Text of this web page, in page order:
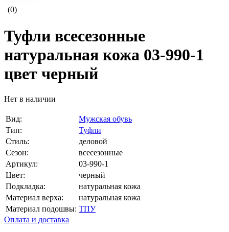
(0)
Туфли всесезонные
натуральная кожа 03-990-1
цвет черный
Нет в наличии
Вид:
Мужская обувь
Тип:
Туфли
Стиль:
деловой
Сезон:
всесезонные
Артикул:
03-990-1
Цвет:
черный
Подкладка:
натуральная кожа
Материал верха:
натуральная кожа
Материал подошвы: ТПУ
Оплата и доставка